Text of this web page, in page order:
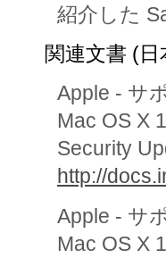
紹介した
関連文書 (日
Apple - サ
Mac OS X
Security
http://
Apple - サ
Mac OS X